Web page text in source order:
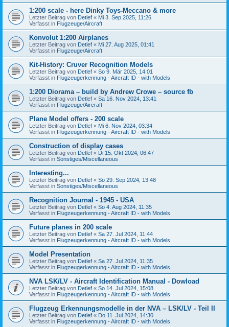
1:200 scale - here Dinky Toys-Meccano & more
Letzter Beitrag von Detlef « Mi 3. Sep 2025, 11:26
Verfasst in Flugzeuge/Aircraft
Konvolut 1:200 Airplanes
Letzter Beitrag von Detlef « Mi 27. Aug 2025, 01:41
Verfasst in Flugzeuge/Aircraft
Kit-History: Cruver Recognition Models
Letzter Beitrag von Detlef « So 9. Mär 2025, 14:01
Verfasst in Flugzeugerkennung - Aircraft ID - with Models
1:200 Diorama – build by Andrew Crowe – source fb
Letzter Beitrag von Detlef « Sa 16. Nov 2024, 13:41
Verfasst in Flugzeuge/Aircraft
Plane Model offers - 200 scale
Letzter Beitrag von Detlef « Mi 6. Nov 2024, 03:34
Verfasst in Flugzeugerkennung - Aircraft ID - with Models
Construction of display cases
Letzter Beitrag von Detlef « Di 15. Okt 2024, 06:47
Verfasst in Sonstiges/Miscellaneous
Interesting...
Letzter Beitrag von Detlef « So 29. Sep 2024, 13:48
Verfasst in Sonstiges/Miscellaneous
Recognition Journal - 1945 - USA
Letzter Beitrag von Detlef « So 4. Aug 2024, 11:35
Verfasst in Flugzeugerkennung - Aircraft ID - with Models
Future planes in 200 scale
Letzter Beitrag von Detlef « Sa 27. Jul 2024, 11:44
Verfasst in Flugzeugerkennung - Aircraft ID - with Models
Model Presentation
Letzter Beitrag von Detlef « Sa 27. Jul 2024, 11:35
Verfasst in Flugzeugerkennung - Aircraft ID - with Models
NVA LSK/LV - Aircraft Identification Manual - Dowload
Letzter Beitrag von Detlef « So 14. Jul 2024, 15:08
Verfasst in Flugzeugerkennung - Aircraft ID - with Models
Flugzeug Erkennungsmodelle in der NVA – LSK/LV - Teil II
Letzter Beitrag von Detlef « Do 11. Jul 2024, 14:30
Verfasst in Flugzeugerkennung - Aircraft ID - with Models